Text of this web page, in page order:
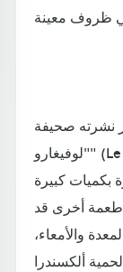
نشرته صحيفة
"لوفيغارو" (Le Figaro) الفرنسية- إنه من المعروف أن
بكميات كبيرة
أخرى قد
والأمعاء،
ألكسندرا